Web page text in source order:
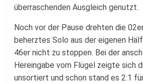
überraschenden Ausgleich genutzt.
Noch vor der Pause drehten die
beherztes Solo aus der eigenen
46er nicht zu stoppen. Bei der
Hereingabe vom Flügel zeigte sich
unsortiert und schon stand es 2:1